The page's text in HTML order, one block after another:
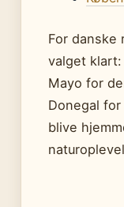
For danske
valget
Mayo for
Donegal
blive